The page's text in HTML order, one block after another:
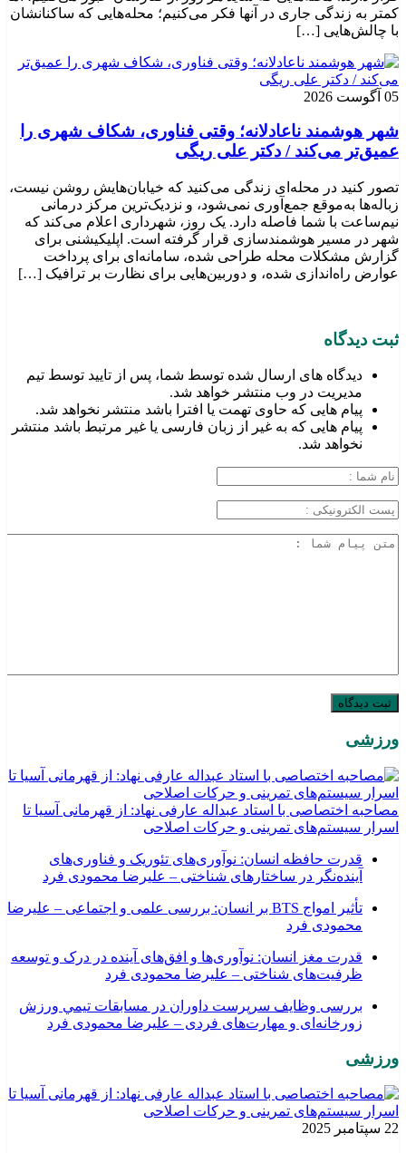
کمتر به زندگی جاری در آنها فکر می‌کنیم؛ محله‌هایی که ساکنانشان
با چالش‌هایی […]
05 آگوست 2026
شهر هوشمند ناعادلانه؛ وقتی فناوری، شکاف شهری را
عمیق‌تر می‌کند / دکتر علی ریگی
تصور کنید در محله‌ای زندگی می‌کنید که خیابان‌هایش روشن نیست،
زباله‌ها به‌موقع جمع‌آوری نمی‌شود، و نزدیک‌ترین مرکز درمانی
نیم‌ساعت با شما فاصله دارد. یک روز، شهرداری اعلام می‌کند که
شهر در مسیر هوشمندسازی قرار گرفته است. اپلیکیشنی برای
گزارش مشکلات محله طراحی شده، سامانه‌ای برای پرداخت
عوارض راه‌اندازی شده، و دوربین‌هایی برای نظارت بر ترافیک […]
ثبت دیدگاه
دیدگاه های ارسال شده توسط شما، پس از تایید توسط تیم
مدیریت در وب منتشر خواهد شد.
پیام هایی که حاوی تهمت یا افترا باشد منتشر نخواهد شد.
پیام هایی که به غیر از زبان فارسی یا غیر مرتبط باشد منتشر
نخواهد شد.
ورزشی
مصاحبه اختصاصی با استاد عبداله عارفی نهاد: از قهرمانی آسیا تا
اسرار سیستم‌های تمرینی و حرکات اصلاحی
قدرت حافظه انسان: نوآوری‌های تئوریک و فناوری‌های
آینده‌نگر در ساختارهای شناختی – علیرضا محمودی فرد
تأثیر امواج BTS بر انسان: بررسی علمی و اجتماعی – علیرضا
محمودی فرد
قدرت مغز انسان: نوآوری‌ها و افق‌های آینده در درک و توسعه
ظرفیت‌های شناختی – علیرضا محمودی فرد
بررسی وظايف سرپرست داوران در مسابقات تیمي ورزش
زورخانه‌ای و مهارت‌های فردی – علیرضا محمودی فرد
ورزشی
22 سپتامبر 2025